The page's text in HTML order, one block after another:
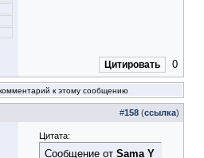
Цитировать 0
к этому сообщению
#158 (ссылка)
Цитата:
Сообщение от Sama Y